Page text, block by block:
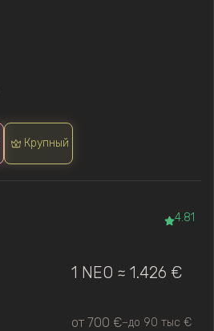
Крупный
4.81
1 NEO ≈ 1.426 €
от 700 €—до 90 тыс €